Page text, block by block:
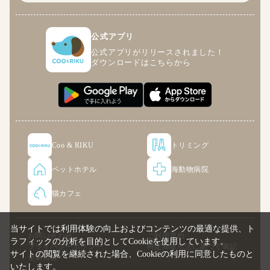
公式アプリ
公式アプリがリリースされました！
ダウンロードはこちらから
Coo & RIKU トリミング
ペットホテル 海動物病院
猫カフェ
お問い合わせ
ご利用規約
プライバシーポリシー
特定商取引法に基づく表記
企業情報
当サイトでは利用体験の向上およびコンテンツの最適な提供、ト
ラフィックの分析を目的としてCookieを使用しています。
サイトの閲覧を継続された場合、Cookieの利用に同意したものと
いたします。